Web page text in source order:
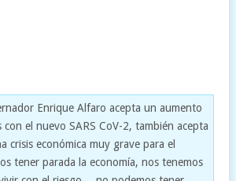
Enrique Alfaro acepta un aumento
con el nuevo SARS CoV-2, también acepta
crisis económica muy grave para el
tener parada la economía, nos tenemos